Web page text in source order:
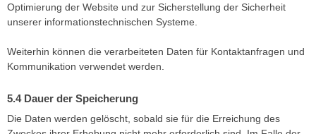
Optimierung der Website und zur Sicherstellung der Sicherheit
unserer informationstechnischen Systeme.
Weiterhin können die verarbeiteten Daten für Kontaktanfragen und
Kommunikation verwendet werden.
Dauer der Speicherung
Die Daten werden gelöscht, sobald sie für die Erreichung des